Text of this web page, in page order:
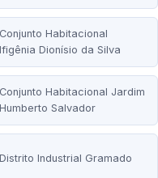
Conjunto Habitacional
Ifigênia Dionísio da Silva
Conjunto Habitacional Jardim
Humberto Salvador
Distrito Industrial Gramado